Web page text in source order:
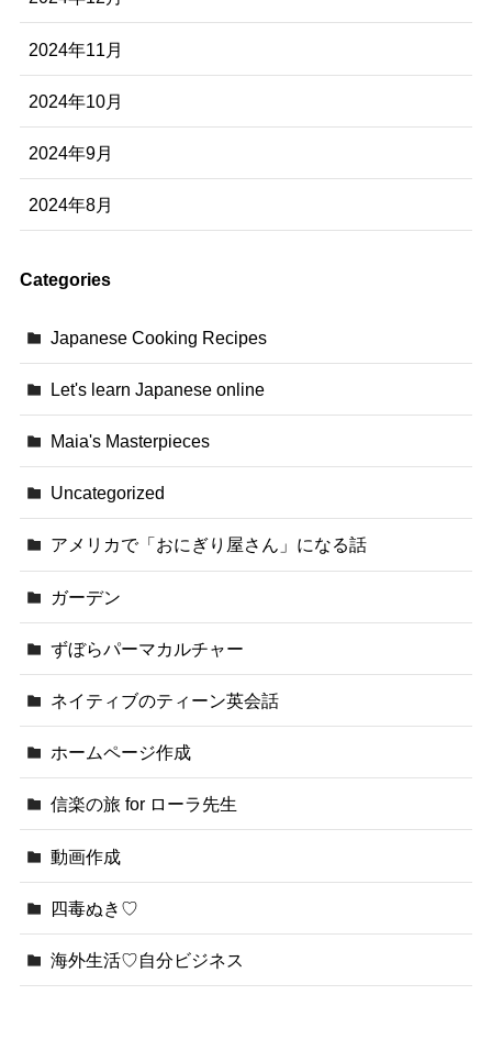
2024年11月
2024年10月
2024年9月
2024年8月
Categories
Japanese Cooking Recipes
Let's learn Japanese online
Maia's Masterpieces
Uncategorized
アメリカで「おにぎり屋さん」になる話
ガーデン
ずぼらパーマカルチャー
ネイティブのティーン英会話
ホームページ作成
信楽の旅 for ローラ先生
動画作成
四毒ぬき♡
海外生活♡自分ビジネス